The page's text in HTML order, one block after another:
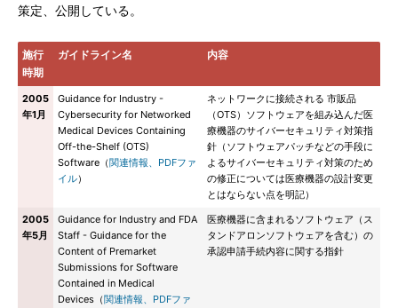
策定、公開している。
施行
時期
ガイドライン名 内容
2005
年1月
Guidance for Industry -
Cybersecurity for Networked
Medical Devices Containing
Off-the-Shelf (OTS)
Software（関連情報、PDFファ
イル）
ネットワークに接続される 市販品
（OTS）ソフトウェアを組み込んだ医
療機器のサイバーセキュリティ対策指
針（ソフトウェアパッチなどの手段に
よるサイバーセキュリティ対策のため
の修正については医療機器の設計変更
とはならない点を明記）
2005
年5月
Guidance for Industry and FDA
Staff - Guidance for the
Content of Premarket
Submissions for Software
Contained in Medical
Devices（関連情報、PDFファ
医療機器に含まれるソフトウェア（ス
タンドアロンソフトウェアを含む）の
承認申請手続内容に関する指針